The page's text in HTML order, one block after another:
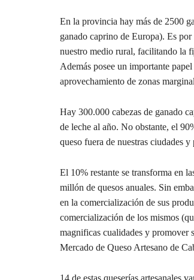
En la provincia hay más de 2500
ganado caprino de Europa). Es
nuestro medio rural, facilitando la
Además posee un importante
aprovechamiento de zonas
Hay 300.000 cabezas de ganado
de leche al año. No obstante, el
queso fuera de nuestras ciudades
El 10% restante se transforma en
millón de quesos anuales. Sin
en la comercialización de sus
comercialización de los mismos
magnificas cualidades y promover
Mercado de Queso Artesano de
14 de estas queserías artesanales